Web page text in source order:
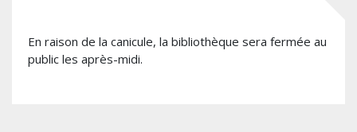
En raison de la canicule, la bibliothèque sera fermée au
public les après-midi.